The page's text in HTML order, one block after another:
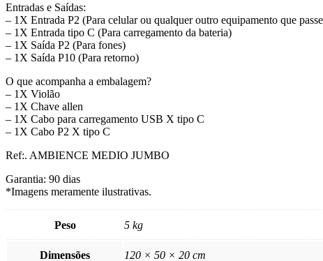
Entradas e Saídas:
– 1X Entrada P2 (Para celular ou qualquer outro equipamento que
– 1X Entrada tipo C (Para carregamento da bateria)
– 1X Saída P2 (Para fones)
– 1X Saída P10 (Para retorno)
O que acompanha a embalagem?
– 1X Violão
– 1X Chave allen
– 1X Cabo para carregamento USB X tipo C
– 1X Cabo P2 X tipo C
Ref:. AMBIENCE MEDIO JUMBO
Garantia: 90 dias
*Imagens meramente ilustrativas.
Peso 5 kg
Dimensões 120 × 50 × 20 cm